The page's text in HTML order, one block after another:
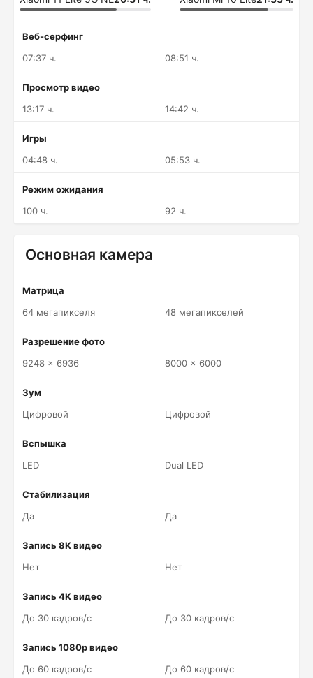
Веб-серфинг
07:37 ч.
08:51 ч.
Просмотр видео
13:17 ч.
14:42 ч.
Игры
04:48 ч.
05:53 ч.
Режим ожидания
100 ч.
92 ч.
Основная камера
Матрица
64 мегапикселя
48 мегапикселей
Разрешение фото
9248 x 6936
8000 x 6000
Зум
Цифровой
Цифровой
Вспышка
LED
Dual LED
Стабилизация
Да
Да
Запись 8K видео
Нет
Нет
Запись 4K видео
До 30 кадров/c
До 30 кадров/c
Запись 1080p видео
До 60 кадров/c
До 60 кадров/c